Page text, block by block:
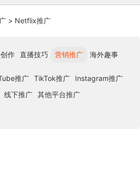
> Netflix推广
作 直播技巧 营销推广 海外趣事
推广 TikTok推广
Instagram推广
线下推广 其他平台推广